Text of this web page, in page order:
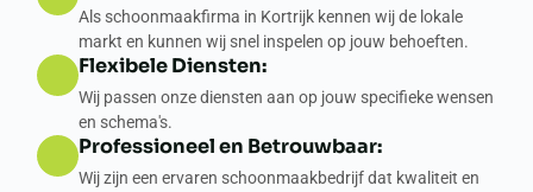
Als schoonmaakfirma in Kortrijk kennen wij de lokale
markt en kunnen wij snel inspelen op jouw behoeften.
Flexibele Diensten:
Wij passen onze diensten aan op jouw specifieke wensen
en schema's.
Professioneel en Betrouwbaar:
Wij zijn een ervaren schoonmaakbedrijf dat kwaliteit en